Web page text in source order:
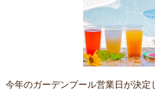
今年のガーデンプール営業日が決定